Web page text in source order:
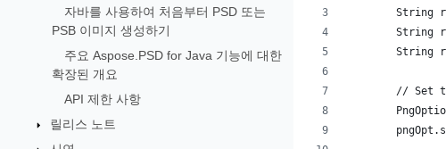
자바를 사용하여 처음부터 PSD 또는
PSB 이미지 생성하기
주요 Aspose.PSD for Java 기능에 대한
확장된 개요
API 제한 사항
릴리스 노트
String
String
String
// Set